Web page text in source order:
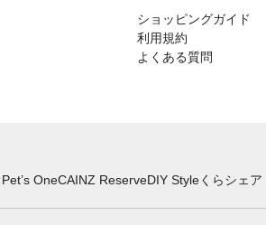
ショッピングガイド
利用規約
よくある質問
Pet’s OneCAINZ ReserveDIY Styleくらシェア